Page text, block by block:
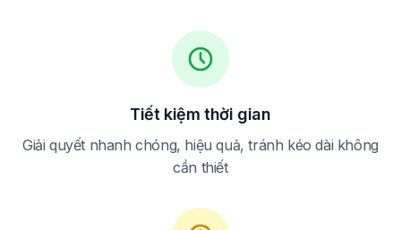
Tiết kiệm thời gian
Giải quyết nhanh chóng, hiệu quả, tránh kéo dài không
cần thiết